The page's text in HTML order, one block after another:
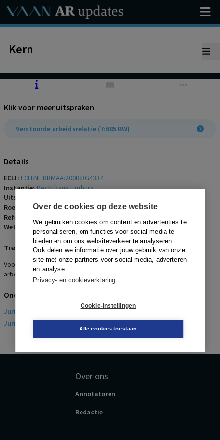
Over de cookies op deze website
We gebruiken cookies om content en advertenties te
personaliseren, om functies voor social media te
bieden en om ons websiteverkeer te analyseren.
Ook delen we informatie over jouw gebruik van onze
site met onze partners voor social media, adverteren
en analyse.
Privacy- en cookieverklaring
Cookie-instellingen
Alle cookies toestaan
Kern
Klik voor meer uitspraken
Verstoorde arbeidsrelatie (7:685 BW)
Details
ECLI: ECLI:NL:RBMAA:2008:BG4334
Instantie:Rechtbank Limburg
Uitspraakdatum:
Roepnaam:ECLI:NL:RBMAA:2008:BG4334
Referentienummer:
Wetsartikelen:7:685 BW
Trefwoorden
Voorwaardelijke ontbinding, Zwangerschap, Verstoorde
arbeidsrelatie, Vergoeding € 9.000
Onderwerpen
Juridisch
> Arbeidsrecht
Juridisch
Over ons
Annotatoren
Redactie